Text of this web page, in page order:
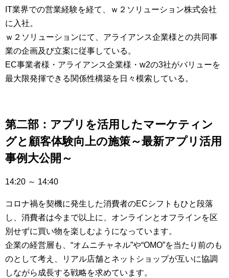
IT業界での営業経験を経て、ｗ２ソリューション株式会社
に入社。
ｗ２ソリューションにて、アライアンス企業様との共同事
業の企画及び立案に従事している。
EC事業者様・アライアンス企業様・w2の3社がバリューを
最大限発揮できる関係性構築を日々模索している。
第二部：アプリを活用したマーケティン
グと顧客体験向上の施策～最新アプリ活用
事例大公開～
14:20 ～ 14:40
コロナ禍を契機に発生した消費者のECシフトもひと段落
し、消費者は今まで以上に、オンラインとオフラインを区
別せずに買い物を楽しむようになっています。
企業の経営層も、“オムニチャネル”や“OMO”を当たり前のも
のとして考え、リアル店舗とネットショップが互いに協調
しながら成長する戦略を求めています。